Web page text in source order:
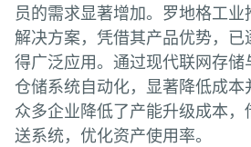
员的需求显著增加。罗地格工
解决方案，凭借其产品优势，
得广泛应用。通过现代联网存
仓储系统自动化，显著降低成
众多企业降低了产能升级成本
送系统，优化资产使用率。